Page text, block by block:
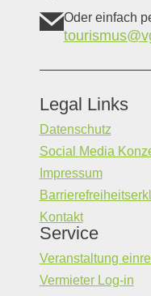
Oder einfach
Legal Links
Datenschutz
Social Media
Impressum
Kontakt
Service
Veranstaltung
Vermieter Log-in